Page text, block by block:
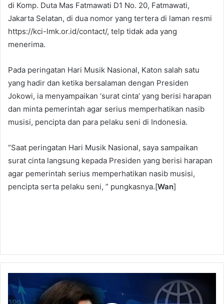
di Komp. Duta Mas Fatmawati D1 No. 20, Fatmawati,
Jakarta Selatan, di dua nomor yang tertera di laman resmi
https://kci-lmk.or.id/contact/, telp tidak ada yang
menerima.
Pada peringatan Hari Musik Nasional, Katon salah satu
yang hadir dan ketika bersalaman dengan Presiden
Jokowi, ia menyampaikan ‘surat cinta’ yang berisi harapan
dan minta pemerintah agar serius memperhatikan nasib
musisi, pencipta dan para pelaku seni di Indonesia.
“Saat peringatan Hari Musik Nasional, saya sampaikan
surat cinta langsung kepada Presiden yang berisi harapan
agar pemerintah serius memperhatikan nasib musisi,
pencipta serta pelaku seni, ” pungkasnya.[Wan]